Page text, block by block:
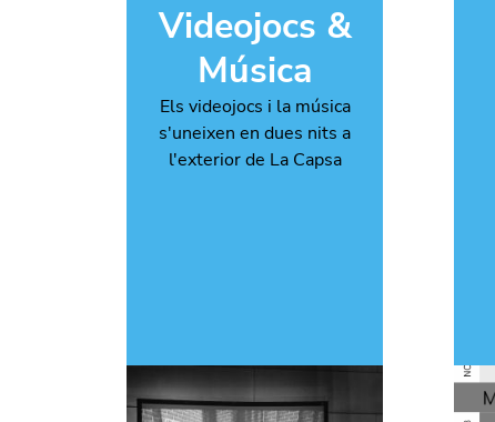
Videojocs &
Música
Els videojocs i la música
s'uneixen en dues nits a
l'exterior de La Capsa